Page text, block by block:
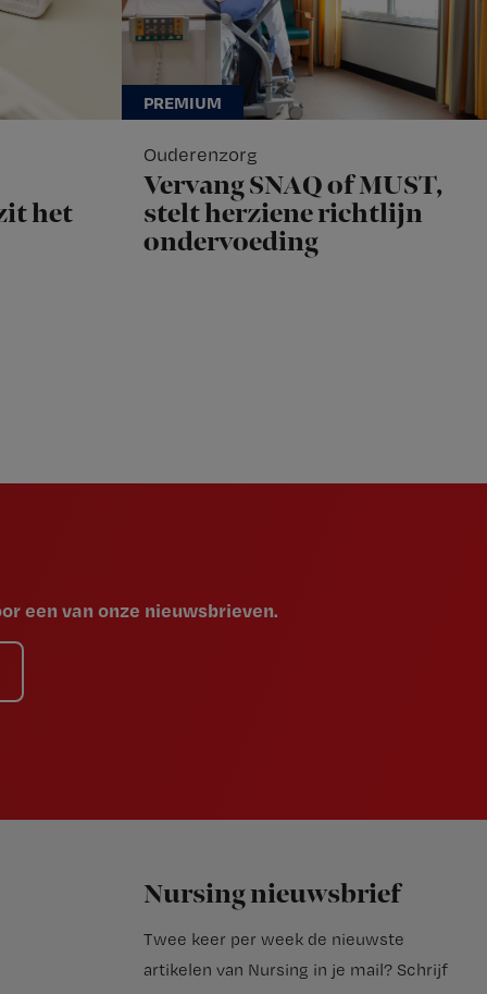
het
Ouderenzorg
Vervang SNAQ of MUST,
stelt herziene richtlijn
ondervoeding
een van onze nieuwsbrieven.
Nursing nieuwsbrief
Twee keer per week de nieuwste
artikelen van Nursing in je mail? Schrijf